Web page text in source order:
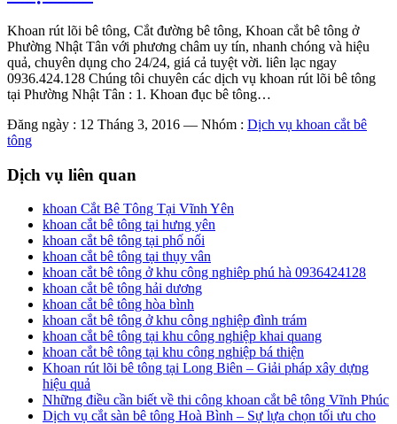
Khoan rút lõi bê tông, Cắt đường bê tông, Khoan cắt bê tông ở
Phường Nhật Tân với phương châm uy tín, nhanh chóng và hiệu
quả, chuyên dụng cho 24/24, giá cả tuyệt vời. liên lạc ngay
0936.424.128 Chúng tôi chuyên các dịch vụ khoan rút lõi bê tông
tại Phường Nhật Tân : 1. Khoan đục bê tông…
Đăng ngày : 12 Tháng 3, 2016 — Nhóm : Dịch vụ khoan cắt bê
tông
Dịch vụ liên quan
khoan Cắt Bê Tông Tại Vĩnh Yên
khoan cắt bê tông tại hưng yên
khoan cắt bê tông tại phố nối
khoan cắt bê tông tại thụy vân
khoan cắt bê tông ở khu công nghiêp phú hà 0936424128
khoan cắt bê tông hải dương
khoan cắt bê tông hòa bình
khoan cắt bê tông ở khu công nghiệp đình trám
khoan cắt bê tông tại khu công nghiệp khai quang
khoan cắt bê tông tại khu công nghiệp bá thiện
Khoan rút lõi bê tông tại Long Biên – Giải pháp xây dựng
hiệu quả
Những điều cần biết về thi công khoan cắt bê tông Vĩnh Phúc
Dịch vụ cắt sàn bê tông Hoà Bình – Sự lựa chọn tối ưu cho